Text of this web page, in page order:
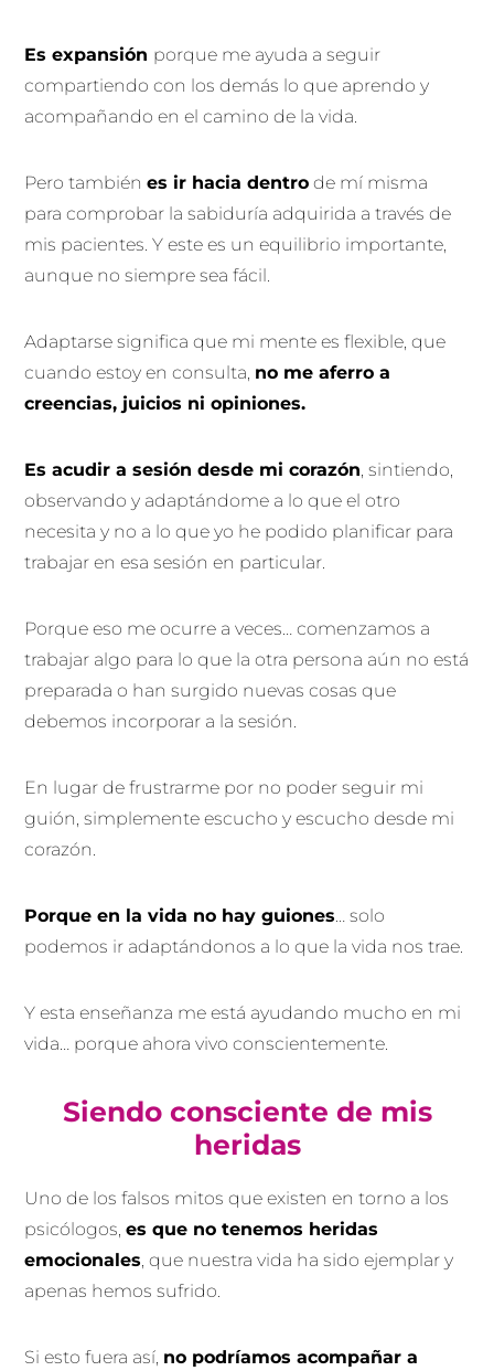
Es expansión porque me ayuda a seguir
compartiendo con los demás lo que aprendo y
acompañando en el camino de la vida.
Pero tambiénes ir hacia dentro de mí misma
para comprobar la sabiduría adquirida a través de
mis pacientes. Y este es un equilibrio importante,
aunque no siempre sea fácil.
Adaptarse significa que mi mente es flexible, que
cuando estoy en consulta, no me aferro a
creencias, juicios ni opiniones.
Es acudir a sesión desde mi corazón, sintiendo,
observando y adaptándome a lo que el otro
necesita y no a lo que yo he podido planificar para
trabajar en esa sesión en particular.
Porque eso me ocurre a veces… comenzamos a
trabajar algo para lo que la otra persona aún no está
preparada o han surgido nuevas cosas que
debemos incorporar a la sesión.
En lugar de frustrarme por no poder seguir mi
guión, simplemente escucho y escucho desde mi
corazón.
Porque en la vida no hay guiones… solo
podemos ir adaptándonos a lo que la vida nos trae.
Y esta enseñanza me está ayudando mucho en mi
vida… porque ahora vivo conscientemente.
Siendo consciente de mis
heridas
Uno de los falsos mitos que existen en torno a los
psicólogos,es que no tenemos heridas
emocionales, que nuestra vida ha sido ejemplar y
apenas hemos sufrido.
Si esto fuera así, no podríamos acompañar a